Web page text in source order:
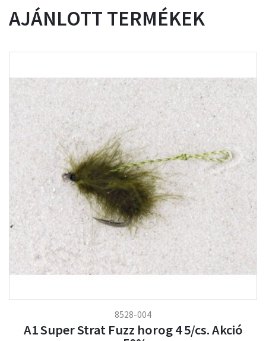
AJÁNLOTT TERMÉKEK
8528-004
A1 Super Strat Fuzz horog 4 5/cs. Akció